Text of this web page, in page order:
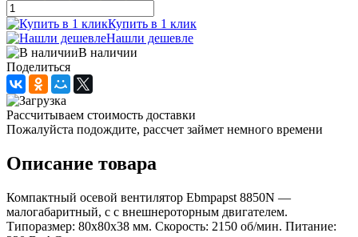
Купить в 1 клик
Нашли дешевле
В наличии
Поделиться
Рассчитываем стоимость доставки
Пожалуйста подождите, рассчет займет немного времени
Описание товара
Компактный осевой вентилятор Ebmpapst 8850N —
малогабаритный, с с внешнероторным двигателем.
Типоразмер: 80x80x38 мм. Скорость: 2150 об/мин. Питание: